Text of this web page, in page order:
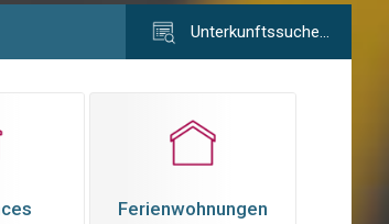
Unterkunftssuche…
Ferienwohnungen